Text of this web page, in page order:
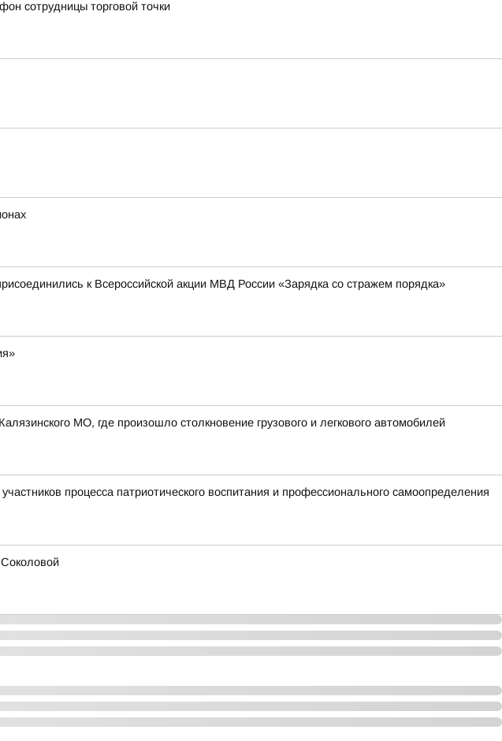
сотрудницы торговой точки
к Всероссийской акции МВД России «Зарядка со стражем порядка»
МО, где произошло столкновение грузового и легкового автомобилей
процесса патриотического воспитания и профессионального самоопределения